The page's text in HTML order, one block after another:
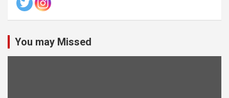
You may Missed